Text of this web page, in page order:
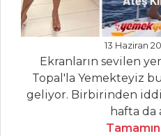
Balık Yemekleri
Tüm Tarifleri
HAMUR İŞLERI
FESLEĞENLİ
MARGARİTA PİZZA
13 Haziran
Ekranların sevilen
Topal'la Yemekteyiz
geliyor. Birbirinden
hafta da